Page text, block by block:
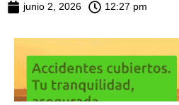
junio 2, 2026 12:27 pm